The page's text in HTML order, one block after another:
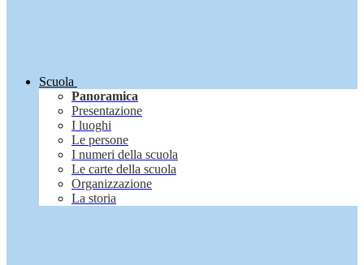
Scuola
Panoramica
Presentazione
I luoghi
Le persone
I numeri della scuola
Le carte della scuola
Organizzazione
La storia